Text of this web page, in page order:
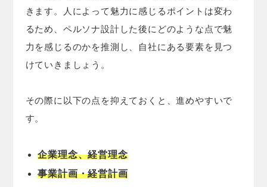
きます。人によって魅力に感じるポイントは変わ
るため、ペルソナ設計した後にどのような点で魅
力を感じるのかを推測し、自社にある要素を見つ
けていきましょう。
その際に以下の点を抑えておくと、進めやすいで
す。
企業理念、経営理念
事業計画・経営計画